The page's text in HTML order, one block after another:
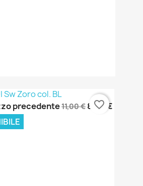
precedente11,00 € 8,80 €
favorite_border